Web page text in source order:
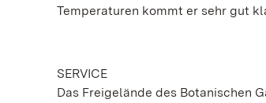
Temperaturen kommt er sehr gut
SERVICE
Das Freigelände des Botanischen